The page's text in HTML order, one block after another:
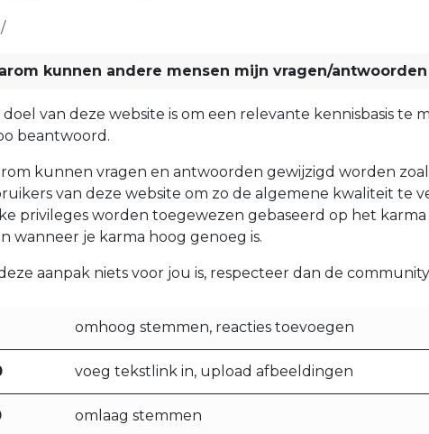
kunnen andere mensen mijn vragen/
doel van deze website is om een relevante kennisbasis te
beantwoord.
kunnen vragen en antwoorden gewijzigd worden
van deze website om zo de algemene kwaliteit te
privileges worden toegewezen gebaseerd op het
wanneer je karma hoog genoeg is.
aanpak niets voor jou is, respecteer dan de
omhoog stemmen, reacties toevoegen
voeg tekstlink in, upload afbeeldingen
omlaag stemmen